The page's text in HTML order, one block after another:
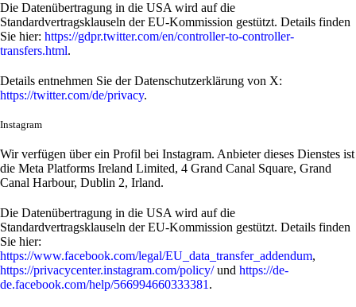
Die Datenübertragung in die USA wird auf die
Standardvertragsklauseln der EU-Kommission gestützt. Details finden
Sie hier: https://gdpr.twitter.com/en/controller-to-controller-
transfers.html.
Details entnehmen Sie der Datenschutzerklärung von X:
https://twitter.com/de/privacy.
Instagram
Wir verfügen über ein Profil bei Instagram. Anbieter dieses Dienstes ist
die Meta Platforms Ireland Limited, 4 Grand Canal Square, Grand
Canal Harbour, Dublin 2, Irland.
Die Datenübertragung in die USA wird auf die
Standardvertragsklauseln der EU-Kommission gestützt. Details finden
Sie hier:
https://www.facebook.com/legal/EU_data_transfer_addendum,
https://privacycenter.instagram.com/policy/und https://de-
de.facebook.com/help/566994660333381 .